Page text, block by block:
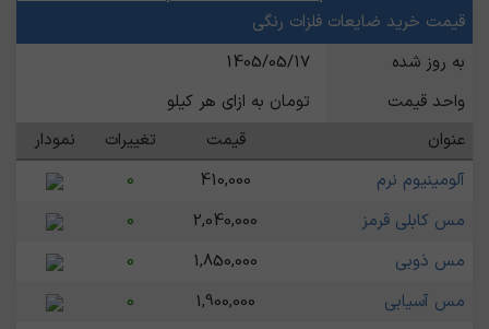
قیمت خرید ضایعات فلزات رنگی
به روز شده
1405/05/17
واحد قیمت
تومان به ازای هر کیلو
عنوان
قیمت تغییرات
نمودار
آلومینیوم نرم
410,000
0
مس کابلی قرمز
2,040,000
0
مس ذوبی
1,850,000
0
مس آسیابی
1,900,000
0